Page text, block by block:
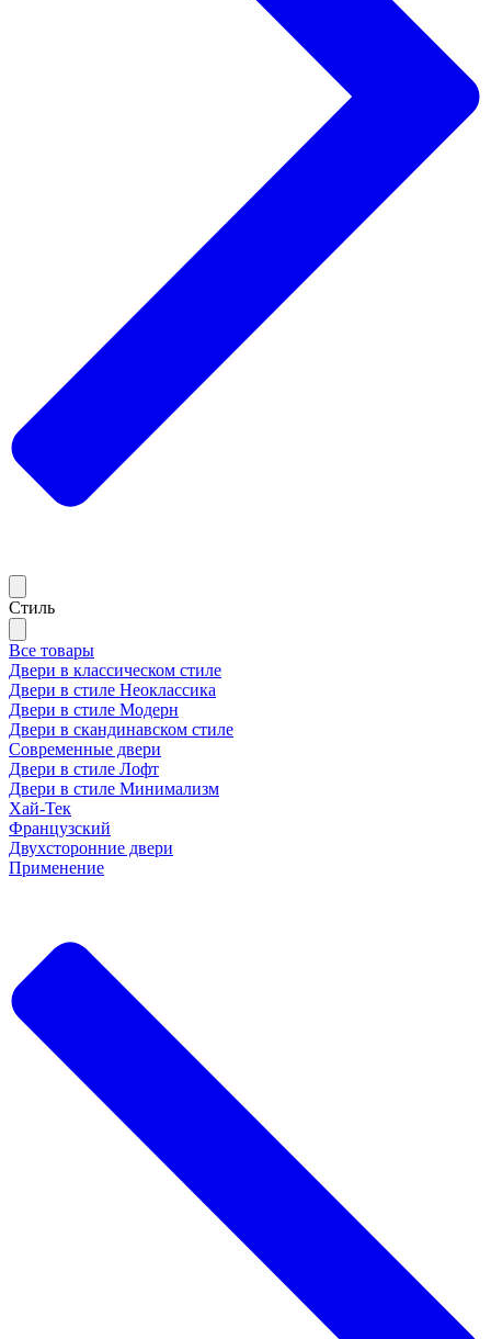
Стиль
Все товары
Двери в классическом стиле
Двери в стиле Неоклассика
Двери в стиле Модерн
Двери в скандинавском стиле
Современные двери
Двери в стиле Лофт
Двери в стиле Минимализм
Хай-Тек
Французский
Двухсторонние двери
Применение